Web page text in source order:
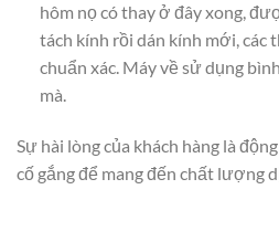
hôm nọ có thay ở đây xong,
tách kính rồi dán kính mới, các
chuẩn xác. Máy về sử dụng
mà.
Sự hài lòng của khách hàng là
cố gắng để mang đến chất lượng